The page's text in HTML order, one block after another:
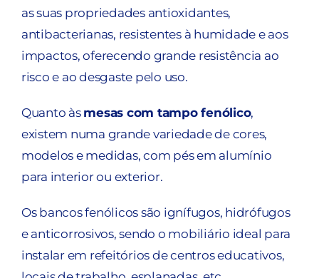
as suas propriedades antioxidantes,
antibacterianas, resistentes à humidade e aos
impactos, oferecendo grande resistência ao
risco e ao desgaste pelo uso.
Quanto às mesas com tampo fenólico,
existem numa grande variedade de cores,
modelos e medidas, com pés em alumínio
para interior ou exterior.
Os bancos fenólicos são ignífugos, hidrófugos
e anticorrosivos, sendo o mobiliário ideal para
instalar em refeitórios de centros educativos,